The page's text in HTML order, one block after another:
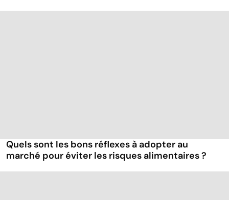
Quels sont les bons réflexes à adopter au
marché pour éviter les risques alimentaires ?